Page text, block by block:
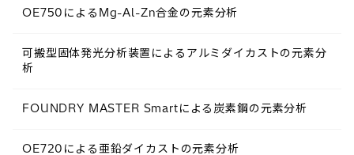
OE750によるMg-Al-Zn合金の元素分析
可搬型固体発光分析装置によるアルミダイカストの元素分
析
FOUNDRY MASTER Smartによる炭素鋼の元素分析
OE720による亜鉛ダイカストの元素分析